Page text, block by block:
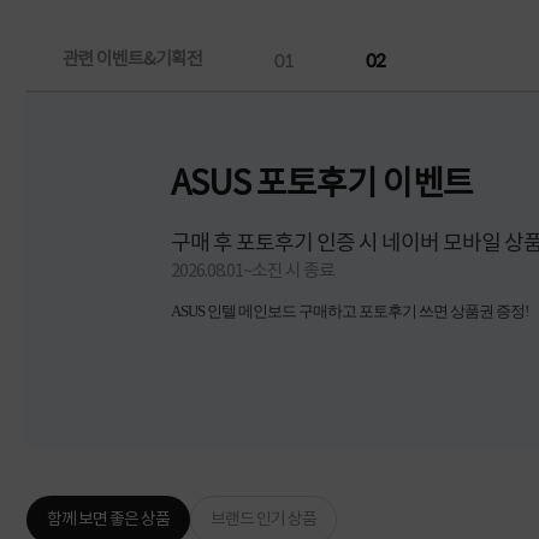
관련 이벤트&기획전 01 02
ASUS 포토후기 이벤트
구매 후 포토후기 인증 시 네이버 모바일 상
2026.08.01~소진 시 종료
ASUS 인텔 메인보드 구매하고 포토후기 쓰면 상품권 증정!
함께 보면 좋은 상품 브랜드 인기 상품